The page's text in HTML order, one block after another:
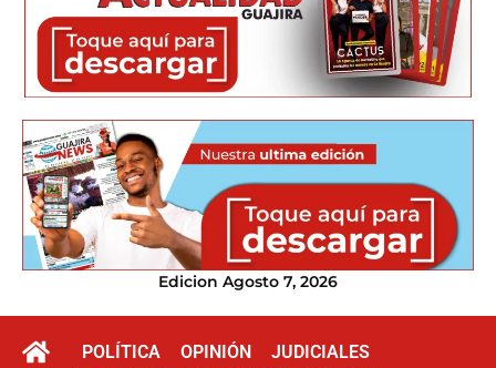
Edicion Agosto 7, 2026
POLÍTICA OPINIÓN
JUDICIALES